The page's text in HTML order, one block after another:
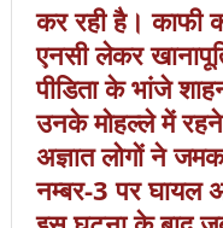
कर रही है। काफी
एनसी लेकर
पीडिता के भांजे
उनके मोहल्ले में
अज्ञात लोगों ने
नम्बर-3 पर घायल